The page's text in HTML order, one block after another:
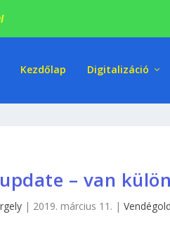
Kezdőlap Digitalizáció
– van
| 2019. március 11. |